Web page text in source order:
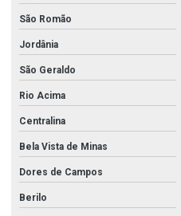
São Romão
Jordânia
São Geraldo
Rio Acima
Centralina
Bela Vista de Minas
Dores de Campos
Berilo